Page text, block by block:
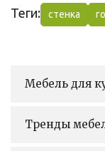
Теги: стенка
Мебель для
Тренды